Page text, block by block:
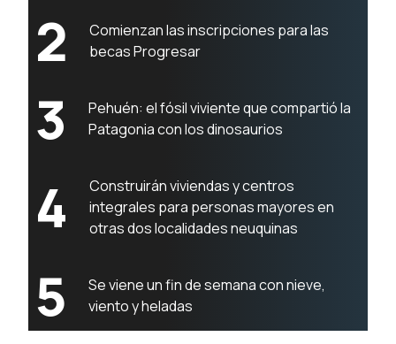
2
Comienzan las inscripciones para las
becas Progresar
3
Pehuén: el fósil viviente que compartió la
Patagonia con los dinosaurios
4
Construirán viviendas y centros
integrales para personas mayores en
otras dos localidades neuquinas
5
Se viene un fin de semana con nieve,
viento y heladas